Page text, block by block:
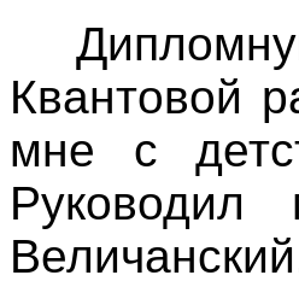
Квантовой
мне с